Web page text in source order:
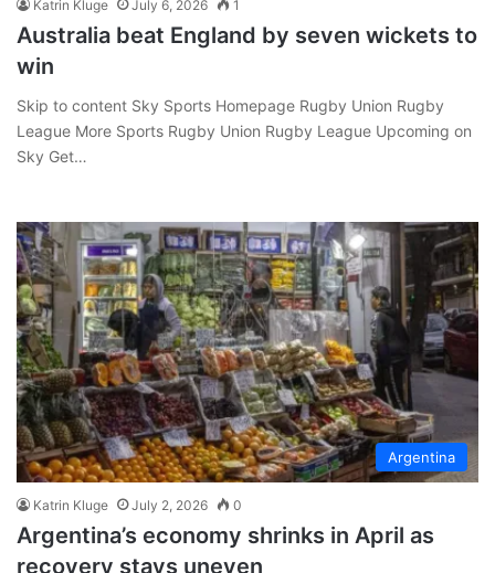
Katrin Kluge July 6, 2026 1
Australia beat England by seven wickets to
win
Skip to content Sky Sports Homepage Rugby Union Rugby
League More Sports Rugby Union Rugby League Upcoming on
Sky Get…
Argentina
Katrin Kluge July 2, 2026 0
Argentina’s economy shrinks in April as
recovery stays uneven